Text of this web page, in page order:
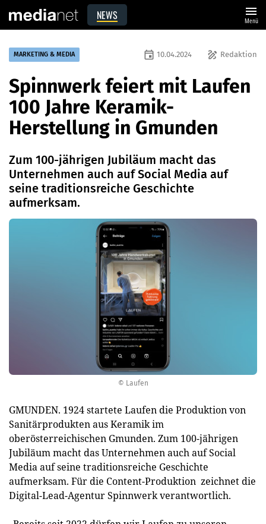
NEWS menu
Menü
© Laufen
MARKETING & MEDIA draw Redaktion
event 10.04.2024
Spinnwerk feiert mit Laufen
100 Jahre Keramik-
Herstellung in Gmunden
Zum 100-jährigen Jubiläum macht das
Unternehmen auch auf Social Media auf
seine traditionsreiche Geschichte
aufmerksam.
GMUNDEN. 1924 startete Laufen die Produktion von
Sanitärprodukten aus Keramik im
oberösterreichischen Gmunden. Zum 100-jährigen
Jubiläum macht das Unternehmen auch auf Social
Media auf seine traditionsreiche Geschichte
aufmerksam. Für die Content-Produktion zeichnet die
Digital-Lead-Agentur Spinnwerk verantwortlich.